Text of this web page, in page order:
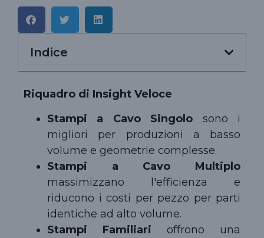
Indice
Riquadro di Insight Veloce
Stampi a Cavo Singolo sono i
migliori per produzioni a basso
volume e geometrie complesse.
Stampi a Cavo Multiplo
massimizzano l'efficienza e
riducono i costi per pezzo per parti
identiche ad alto volume.
Stampi Familiari offrono una